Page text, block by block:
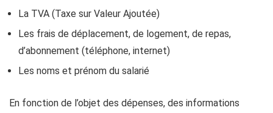
La TVA (Taxe sur Valeur Ajoutée)
Les frais de déplacement, de logement, de repas,
d’abonnement (téléphone, internet)
Les noms et prénom du salarié
En fonction de l’objet des dépenses, des informations